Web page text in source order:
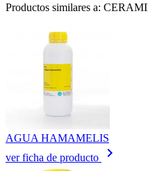
Productos similares a:
AGUA HAMAMELIS
ver ficha de producto
keyboard_arrow_right